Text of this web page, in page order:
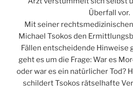
Überfall vor.
Mit seiner
Michael Tsokos den
Fällen entscheidende Hinweise
geht es um die Frage: War es
oder war es ein natürlicher Tod?
schildert Tsokos rätselhafte